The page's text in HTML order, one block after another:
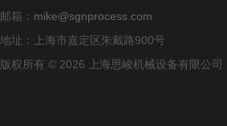
邮箱： mike@sgnprocess.com
地址：上海市嘉定区朱戴路900号
版权所有 © 2026 上海思峻机械设备有限公司